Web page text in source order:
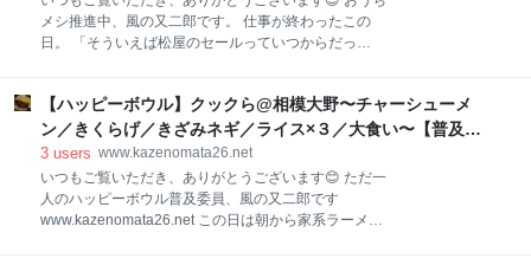
着っ‼️ 太古レストラン酒場 ダイナソー さんに到着で
す。 入口が恐竜の口になっているのがなんとも面白い
かなり徹底した感染予防策を講じておられます😊 まず
はレジ前にて、お店のシステムなどについての説明が
あります。 それを聞いた後に
メシ推進中、風の又二郎です。 仕事が終わったこの
日。 「そういえば松屋のセールっていつからだっ
に駆け込み‼️ 松屋 古淵店 さんであります。 お目当て
はこれですね⬇️ テイクアウト限定 プレミアム牛めし 全
サイズ８０円引き 値段的に普段なかなか手が出せない
プレミアム牛めしでも、並¥300となれば買いたくなり
ますよね♫ そんな感じで店内の券売機にて食券を購
入。 今回購入しましたのは… プレミアム牛めし＋プレ
【ハッピーボウル】クックら@相模大野〜チャーシューメ
ン／きくらげ／きざみネギ／ライス×３／大食い〜【普及委
員会】 - 又二郎の大食い＆デカ盛り＆ラーメン日記
3 users www.kazenomata26.net
いつもご覧いただき、ありがとうございます😊 ただ一
人のハッピーボウル普及委員、風の又二郎です
www.kazenomata26.net この日は朝から家系ラーメン